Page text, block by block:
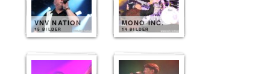
VNV NATION
15 BILDER
MONO INC.
14 BILDER